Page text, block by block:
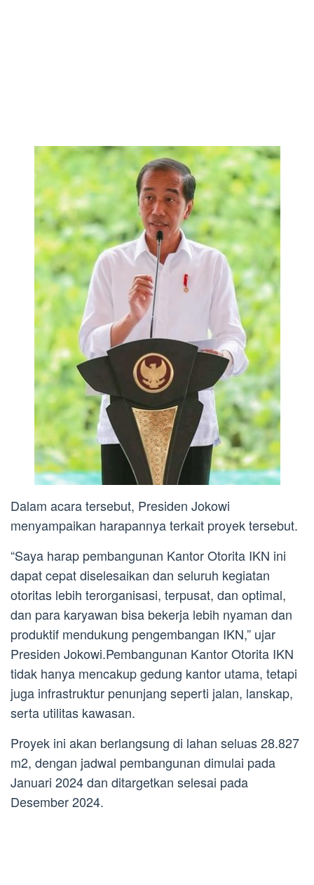
Dalam acara tersebut, Presiden Jokowi
menyampaikan harapannya terkait proyek tersebut.
“Saya harap pembangunan Kantor Otorita IKN ini
dapat cepat diselesaikan dan seluruh kegiatan
otoritas lebih terorganisasi, terpusat, dan optimal,
dan para karyawan bisa bekerja lebih nyaman dan
produktif mendukung pengembangan IKN,” ujar
Presiden Jokowi.Pembangunan Kantor Otorita IKN
tidak hanya mencakup gedung kantor utama, tetapi
juga infrastruktur penunjang seperti jalan, lanskap,
serta utilitas kawasan.
Proyek ini akan berlangsung di lahan seluas 28.827
m2, dengan jadwal pembangunan dimulai pada
Januari 2024 dan ditargetkan selesai pada
Desember 2024.